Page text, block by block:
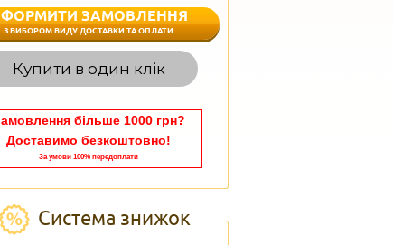
ЗАМОВЛЕННЯ
З ВИБОРОМ ВИДУ ДОСТАВКИ ТА ОПЛАТИ
Купити в один клік
більше 1000 грн?
Доставимо безкоштовно!
За умови 100% передоплати
Система знижок